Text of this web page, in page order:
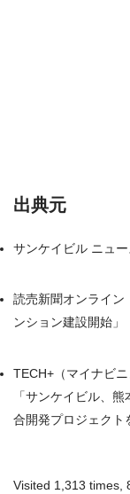
出典元
サンケイビル ニュ
読売新聞オンライン
ンション建設開始」
TECH+（マイナビニ
「サンケイビル、
合開発プロジェクト
Visited 1,313 times,